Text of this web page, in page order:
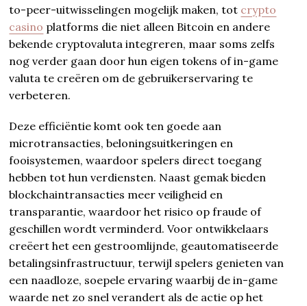
to-peer-uitwisselingen mogelijk maken, tot crypto
casino platforms die niet alleen Bitcoin en andere
bekende cryptovaluta integreren, maar soms zelfs
nog verder gaan door hun eigen tokens of in-game
valuta te creëren om de gebruikerservaring te
verbeteren.
Deze efficiëntie komt ook ten goede aan
microtransacties, beloningsuitkeringen en
fooisystemen, waardoor spelers direct toegang
hebben tot hun verdiensten. Naast gemak bieden
blockchaintransacties meer veiligheid en
transparantie, waardoor het risico op fraude of
geschillen wordt verminderd. Voor ontwikkelaars
creëert het een gestroomlijnde, geautomatiseerde
betalingsinfrastructuur, terwijl spelers genieten van
een naadloze, soepele ervaring waarbij de in-game
waarde net zo snel verandert als de actie op het